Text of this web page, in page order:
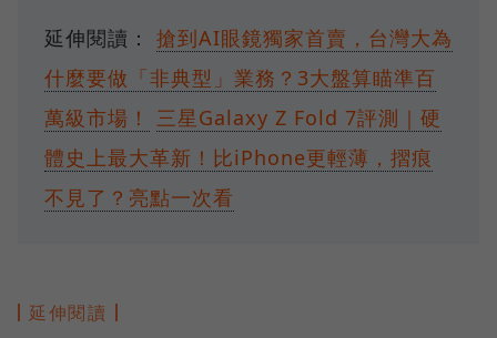
延伸閱讀： 搶到AI眼鏡獨家首賣，台灣大為
什麼要做「非典型」業務？3大盤算瞄準百
萬級市場！
三星Galaxy Z Fold 7評測｜硬
體史上最大革新！比iPhone更輕薄，摺痕
不見了？亮點一次看
延伸閱讀